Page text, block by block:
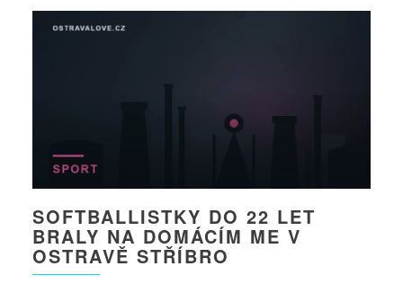
SOFTBALLISTKY DO 22 LET
BRALY NA DOMÁCÍM ME V
OSTRAVĚ STŘÍBRO